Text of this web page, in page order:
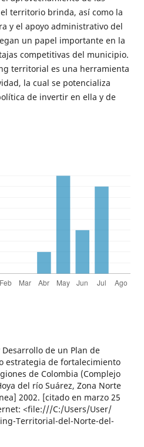
territorio brinda, así como la
y el apoyo administrativo del
un papel importante en la
competitivas del municipio.
territorial es una herramienta
la cual se potencializa
de invertir en ella y de
Desarrollo de un Plan de
estrategia de fortalecimiento
de Colombia (Complejo
del río Suárez, Zona Norte
2002. [citado en marzo 25
<file:///C:/Users/User/
Territorial-del-Norte-del-